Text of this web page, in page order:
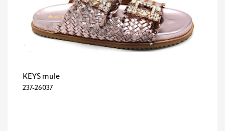
KEYS mule
237-26037